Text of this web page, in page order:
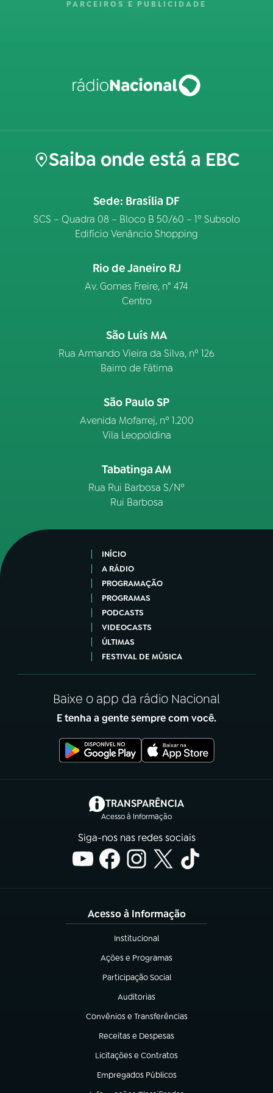
PARCEIROS E PUBLICIDADE
Saiba onde está a EBC
Sede: Brasília DF
SCS – Quadra 08 – Bloco B 50/60 – 1º Subsolo
Edifício Venâncio Shopping
Rio de Janeiro RJ
Av. Gomes Freire, n° 474
Centro
São Luís MA
Rua Armando Vieira da Silva, nº 126
Bairro de Fátima
São Paulo SP
Avenida Mofarrej, nº 1.200
Vila Leopoldina
Tabatinga AM
Rua Rui Barbosa S/Nº
Rui Barbosa
INÍCIO
A RÁDIO
PROGRAMAÇÃO
PROGRAMAS
PODCASTS
VIDEOCASTS
ÚLTIMAS
FESTIVAL DE MÚSICA
Baixe o app da rádio Nacional
E tenha a gente sempre com você.
TRANSPARÊNCIA
Acesso à Informação
(abre em nova aba)
Siga-nos nas redes sociais
Acesso à Informação
Institucional
(abre em nova aba)
Ações e Programas
(abre em nova aba)
Participação Social
(abre em nova aba)
Auditorias
(abre em nova aba)
Convênios e Transferências
(abre em nova aba)
Receitas e Despesas
(abre em nova aba)
Licitações e Contratos
(abre em nova aba)
Empregados Públicos
(abre em nova aba)